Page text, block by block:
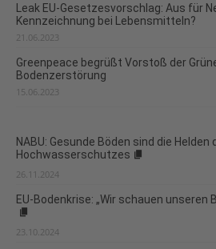
Leak EU-Gesetzesvorschlag: Aus für
Kennzeichnung bei Lebensmitteln?
21.06.2023
Greenpeace begrüßt Vorstoß der
Bodenzerstörung
15.06.2023
NABU: Gesunde Böden sind die
Hochwasserschutzes
26.11.2024
EU-Bodenkrise: „Wir schauen unseren
23.10.2024